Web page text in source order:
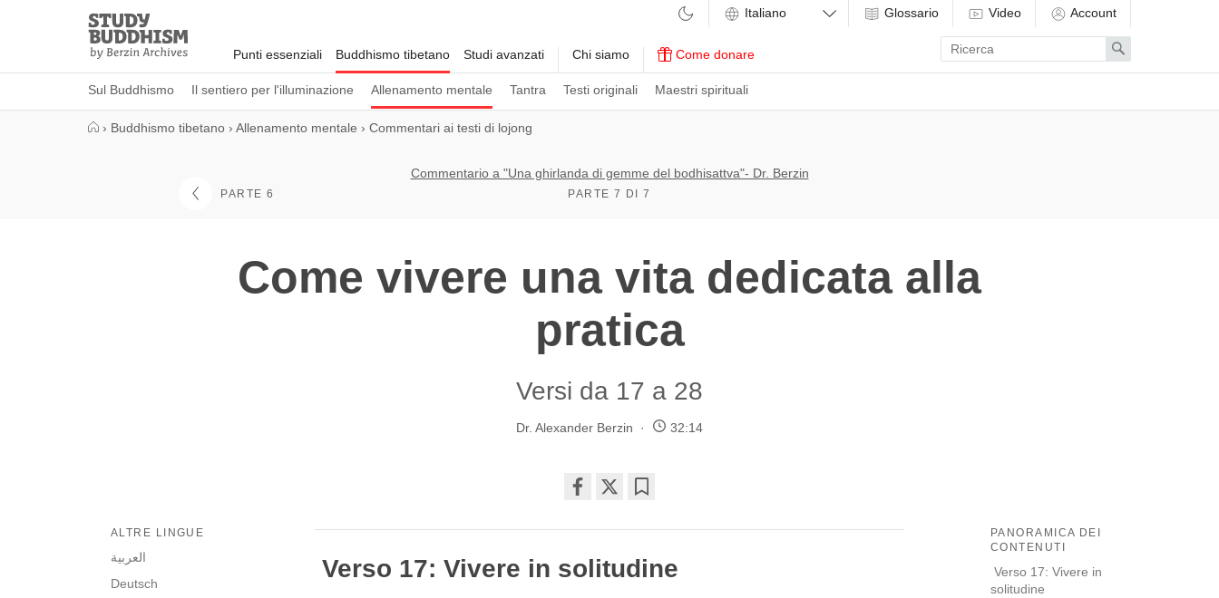
Study
Buddhism
Home
Punti essenziali Buddhismo tibetano
Sul Buddhismo Il sentiero per l'illuminazione Allenamento mentale Tantra Testi originali Maestri spirituali
Studi avanzati Chi siamo Come donare
Glossario Video Account
Enter
search
term
Search
› Buddhismo tibetano › Allenamento mentale › Commentari ai testi di lojong
PARTE 6
Commentario a "Una ghirlanda di gemme del bodhisattva"- Dr. Berzin
PARTE 7 DI 7
Come vivere una vita dedicata alla
pratica
Versi da 17 a 28
Dr. Alexander Berzin 32:14
on
facebook
PANORAMICA DEI
CONTENUTI
Verso 17: Vivere in
solitudine
ALTRE LINGUE
العربية
Deutsch
Verso 17: Vivere in solitudine